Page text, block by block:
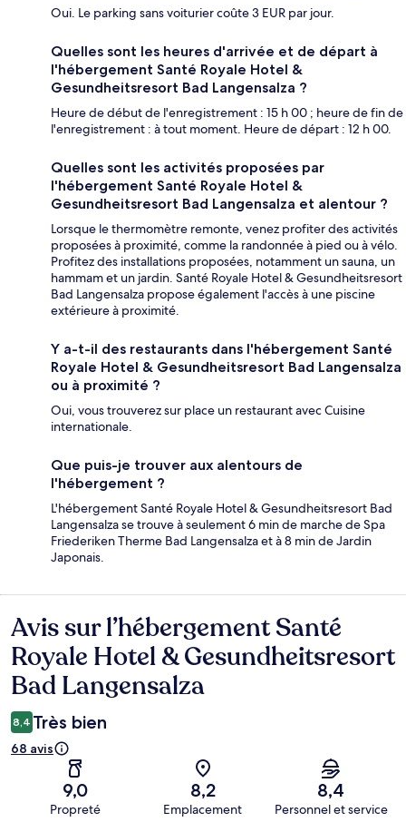
Oui. Le parking sans voiturier coûte 3 EUR par jour.
Quelles sont les heures d'arrivée et de départ à
l'hébergement Santé Royale Hotel &
Gesundheitsresort Bad Langensalza ?
Heure de début de l'enregistrement : 15 h 00 ; heure de fin de
l'enregistrement : à tout moment. Heure de départ : 12 h 00.
Quelles sont les activités proposées par
l'hébergement Santé Royale Hotel &
Gesundheitsresort Bad Langensalza et alentour ?
Lorsque le thermomètre remonte, venez profiter des activités
proposées à proximité, comme la randonnée à pied ou à vélo.
Profitez des installations proposées, notamment un sauna, un
hammam et un jardin. Santé Royale Hotel & Gesundheitsresort
Bad Langensalza propose également l'accès à une piscine
extérieure à proximité.
Y a-t-il des restaurants dans l'hébergement Santé
Royale Hotel & Gesundheitsresort Bad Langensalza
ou à proximité ?
Oui, vous trouverez sur place un restaurant avec Cuisine
internationale.
Que puis-je trouver aux alentours de
l'hébergement ?
L'hébergement Santé Royale Hotel & Gesundheitsresort Bad
Langensalza se trouve à seulement 6 min de marche de Spa
Friederiken Therme Bad Langensalza et à 8 min de Jardin
Japonais.
Avis
Avis sur l’hébergement Santé
Royale Hotel & Gesundheitsresort
Bad Langensalza
8,4 Très bien
68 avis
9,0
Propreté
8,2
Emplacement
8,4
Personnel et service